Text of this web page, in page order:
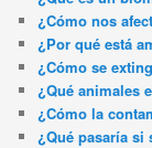
¿Cómo nos
¿Por qué está
¿Cómo se
¿Qué animales
¿Cómo la
¿Qué pasaría si